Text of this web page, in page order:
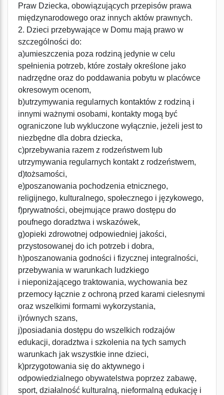
Praw Dziecka, obowiązujących przepisów prawa
międzynarodowego oraz innych aktów prawnych.
2. Dzieci przebywające w Domu mają prawo w
szczególności do:
a)umieszczenia poza rodziną jedynie w celu
spełnienia potrzeb, które zostały określone jako
nadrzędne oraz do poddawania pobytu w placówce
okresowym ocenom,
b)utrzymywania regularnych kontaktów z rodziną i
innymi ważnymi osobami, kontakty mogą być
ograniczone lub wykluczone wyłącznie, jeżeli jest to
niezbędne dla dobra dziecka,
c)przebywania razem z rodzeństwem lub
utrzymywania regularnych kontakt z rodzeństwem,
d)tożsamości,
e)poszanowania pochodzenia etnicznego,
religijnego, kulturalnego, społecznego i językowego,
f)prywatności, obejmujące prawo dostępu do
poufnego doradztwa i wskazówek,
g)opieki zdrowotnej odpowiedniej jakości,
przystosowanej do ich potrzeb i dobra,
h)poszanowania godności i fizycznej integralności,
przebywania w warunkach ludzkiego
i nieponiżającego traktowania, wychowania bez
przemocy łącznie z ochroną przed karami cielesnymi
oraz wszelkimi formami wykorzystania,
i)równych szans,
j)posiadania dostępu do wszelkich rodzajów
edukacji, doradztwa i szkolenia na tych samych
warunkach jak wszystkie inne dzieci,
k)przygotowania się do aktywnego i
odpowiedzialnego obywatelstwa poprzez zabawę,
sport, działalność kulturalną, nieformalną edukację i